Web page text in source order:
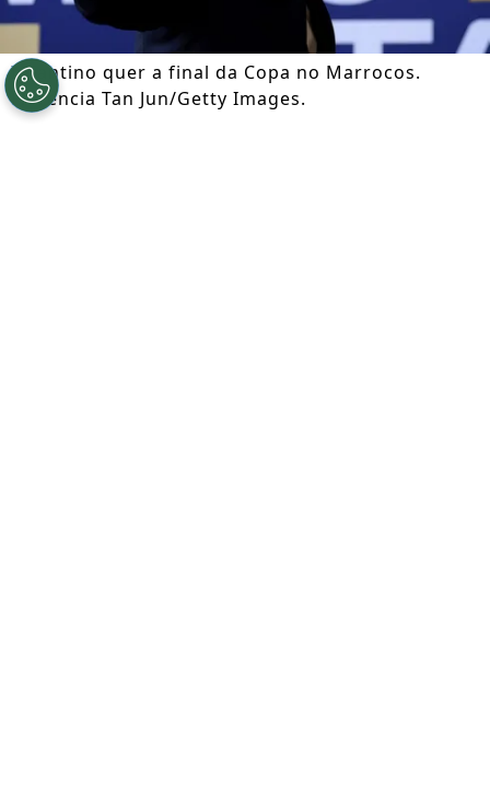
Infantino quer a final da Copa no Marrocos.
Florencia Tan Jun/Getty Images.